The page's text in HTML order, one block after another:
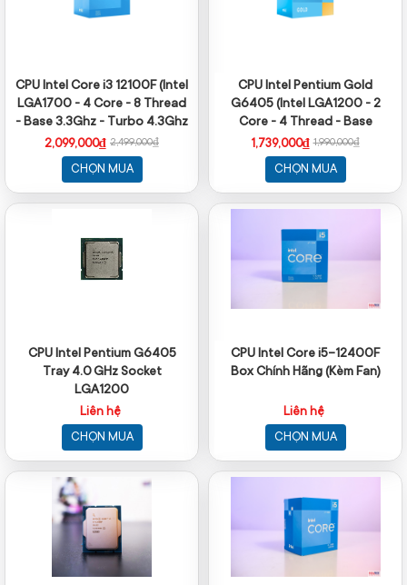
CPU Intel Core i3 12100F (Intel
LGA1700 - 4 Core - 8 Thread
- Base 3.3Ghz - Turbo 4.3Ghz
- Cache 12MB - No iGPU)
2,099,000₫ 2,499,000₫
CHỌN MUA
CPU Intel Pentium Gold
G6405 (Intel LGA1200 - 2
Core - 4 Thread - Base
4.1Ghz - Cache 4MB)
1,739,000₫ 1,990,000₫
CHỌN MUA
CPU Intel Pentium G6405
Tray 4.0 GHz Socket
LGA1200
Liên hệ
CHỌN MUA
CPU Intel Core i5-12400F
Box Chính Hãng (Kèm Fan)
Liên hệ
CHỌN MUA